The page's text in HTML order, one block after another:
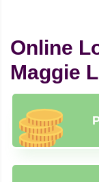
Online
Maggie